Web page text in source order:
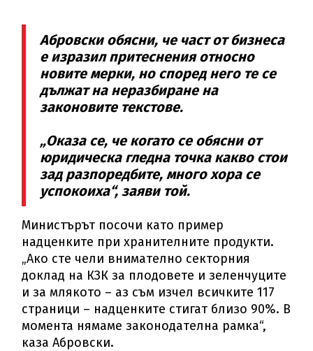
Абровски обясни, че част от бизнеса
е изразил притеснения относно
новите мерки, но според него те се
дължат на неразбиране на
законовите текстове.
„Оказа се, че когато се обясни от
юридическа гледна точка какво стои
зад разпоредбите, много хора се
успокоиха“, заяви той.
Министърът посочи като пример
надценките при хранителните продукти.
„Ако сте чели внимателно секторния
доклад на КЗК за плодовете и зеленчуците
и за млякото – аз съм изчел всичките 117
страници – надценките стигат близо 90%. В
момента нямаме законодателна рамка“,
каза Абровски.